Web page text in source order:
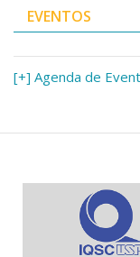
Assessorias e
Aplicativos e
Jornal da USP
Agenda de
EVENTOS
[+] Agenda de